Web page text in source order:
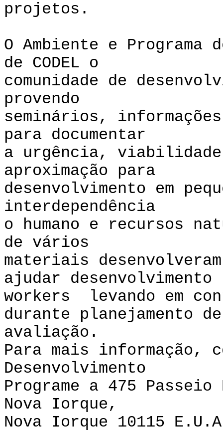
projetos.
O Ambiente e Programa
de CODEL o
comunidade de
provendo
seminários,
para documentar
a urgência,
aproximação para
desenvolvimento em
interdependência
o humano e recursos
de vários
materiais
ajudar desenvolvimento
workers levando em
durante planejamento
avaliação.
Para mais informação,
Desenvolvimento
Programe a 475
Nova Iorque,
Nova Iorque 10115